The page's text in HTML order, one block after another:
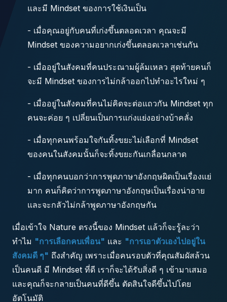
และมี Mindset ของการใช้เงินเป็น
- เมื่อคุณอยู่กับคนที่เก่งขึ้นตลอดเวลา คุณจะมี
Mindset ของความอยากเก่งขึ้นตลอดเวลาเช่นกัน
- เมื่ออยู่ในสังคมที่คนประณามผู้ล้มเหลว สุดท้ายคนก็
จะมี Mindset ของการไม่กล้าออกไปทำอะไรใหม่ ๆ
- เมื่ออยู่ในสังคมที่คนไม่คิดจะต่อแถวกัน Mindset ทุก
คนจะค่อย ๆ เปลี่ยนเป็นการแก่งแย่งอย่างบ้าคลั่ง
- เมื่อทุกคนพร้อมใจกันทิ้งขยะไม่เลือกที่ Mindset
ของคนในสังคมนั้นก็จะทิ้งขยะกันเกลื่อนกลาด
- เมื่อทุกคนบอกว่าการพูดภาษาอังกฤษผิดเป็นเรื่องแย่
มาก คนก็คิดว่าการพูดภาษาอังกฤษเป็นเรื่องน่าอาย
และจะกลัวไม่กล้าพูดภาษาอังกฤษกัน
เมื่อเข้าใจ Nature ตรงนี้ของ Mindset แล้วก็จะรู้ละว่า
ทำไม "การเลือกคบเพื่อน" และ "การเอาตัวเองไปอยู่ใน
สังคมดี ๆ" ถึงสำคัญ เพราะเมื่อคนรอบตัวที่คุณสัมผัสล้วน
เป็นคนดี มี Mindset ที่ดี เราก็จะได้รับสิ่งดี ๆ เข้ามาเสมอ
และคุณก็จะกลายเป็นคนที่ดีขึ้น ตัดสินใจดีขึ้นไปโดย
อัตโนมัติ